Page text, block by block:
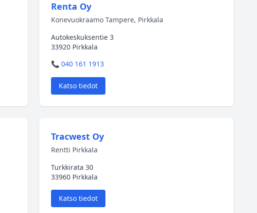
Renta Oy
Konevuokraamo Tampere, Pirkkala
Autokeskuksentie 3
33920 Pirkkala
📞 040 161 1913
Katso tiedot
Tracwest Oy
Rentti Pirkkala
Turkkirata 30
33960 Pirkkala
Katso tiedot